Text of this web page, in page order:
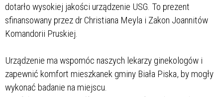
dotarło wysokiej jakości urządzenie USG. To prezent
sfinansowany przez dr Christiana Meyla i Zakon Joannitów
Komandorii Pruskiej.
Urządzenie ma wspomóc naszych lekarzy ginekologów i
zapewnić komfort mieszkanek gminy Biała Piska, by mogły
wykonać badanie na miejscu.